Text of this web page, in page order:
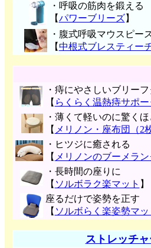
・呼吸の筋肉を鍛える
【パワーブリーズ】
・腹式呼吸マウスピー
【中根式ブレスティー
・痔にやさしいブリー
【 らくらく温熱痔サポー
・薄くて軽いのに驚く
【 メリノン・座布団（2
・ヒツジに癒される
【 メリノンのブーメラ
・長時間の座りに
【 ソルボラク楽マット 】
座るだけで姿勢を正す
【 ソルボらく楽姿勢マッ
ストレッチ